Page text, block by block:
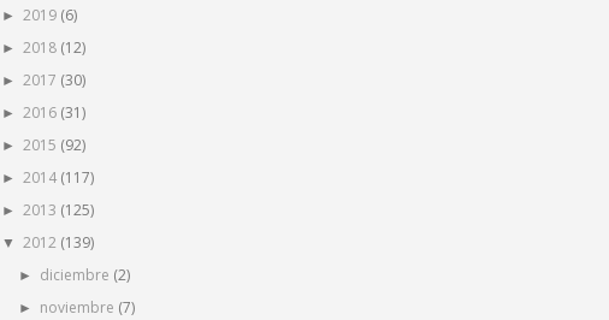
► 2019 (6)
► 2018 (12)
► 2017 (30)
► 2016 (31)
► 2015 (92)
► 2014 (117)
► 2013 (125)
▼ 2012 (139)
► diciembre (2)
► noviembre (7)